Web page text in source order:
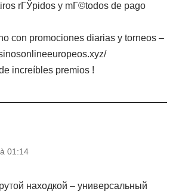
rГЎpidos y mГ©todos de pago
con promociones diarias y torneos –
increíbles premios !
01:14
находкой – универсальный